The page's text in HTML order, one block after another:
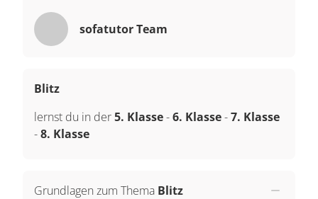
sofatutor Team
Blitz
lernst du in der5. Klasse-6. Klasse-7. Klasse
-8. Klasse
Grundlagen zum Thema Blitz